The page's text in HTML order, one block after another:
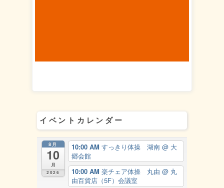
イベントカレンダー
8月
10
月
2026
10:00 AM すっきり体操 湖南 @ 大
郷会館
10:00 AM 楽チェア体操 丸由 @ 丸
由百貨店（5F）会議室